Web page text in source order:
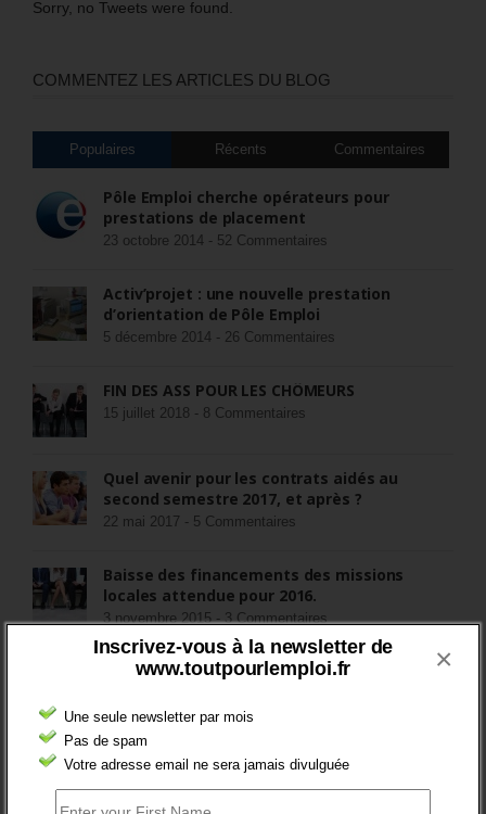
Inscrivez-vous à la newsletter de
www.toutpourlemploi.fr
Une seule newsletter par mois
Pas de spam
Votre adresse email ne sera jamais divulguée
×
Sorry, no Tweets were found.
COMMENTEZ LES ARTICLES DU BLOG
Populaires Récents Commentaires
Pôle Emploi cherche opérateurs pour
prestations de placement
23 octobre 2014 - 52 Commentaires
Activ’projet : une nouvelle prestation
d’orientation de Pôle Emploi
5 décembre 2014 - 26 Commentaires
FIN DES ASS POUR LES CHÔMEURS
15 juillet 2018 - 8 Commentaires
Quel avenir pour les contrats aidés au
second semestre 2017, et après ?
22 mai 2017 - 5 Commentaires
Baisse des financements des missions
locales attendue pour 2016.
3 novembre 2015 -3 Commentaires
RÉDIGEZ UNE LIBRE TRIBUNE SUR LES POLITIQUES
>Décrire mon projet de tribune
CATÉGORIES